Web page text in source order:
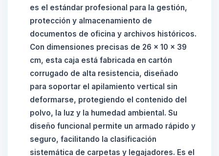
es el estándar profesional para la gestión,
protección y almacenamiento de
documentos de oficina y archivos históricos.
Con dimensiones precisas de 26 x 10 x 39
cm, esta caja está fabricada en cartón
corrugado de alta resistencia, diseñado
para soportar el apilamiento vertical sin
deformarse, protegiendo el contenido del
polvo, la luz y la humedad ambiental. Su
diseño funcional permite un armado rápido y
seguro, facilitando la clasificación
sistemática de carpetas y legajadores. Es el